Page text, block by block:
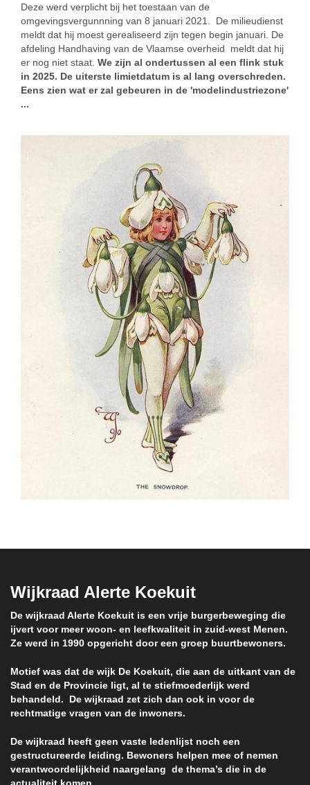
Deze werd verplicht bij het toestaan van de
omgevingsvergunnning van 8 januari 2021. De milieudienst
meldt dat hij moest gerealiseerd zijn tegen begin januari. De
afdeling Handhaving van de Vlaamse overheid meldt dat hij
er nog niet staat. We zijn al ondertussen al een flink stuk
in 2025. De uiterste limietdatum is al lang overschreden.
Eens zien wat er zal gebeuren in de 'modelindustriezone'
...
Wijkraad Alerte Koekuit
De wijkraad Alerte Koekuit is een vrije burgerbeweging die
ijvert voor meer woon- en leefkwaliteit in zuid-west Menen.
Ze werd in 1990 opgericht door een groep buurtbewoners.
Motief was dat de wijk De Koekuit, die aan de uitkant van de
Stad en de Provincie ligt, al te stiefmoederlijk werd
behandeld. De wijkraad zet zich dan ook in voor de
rechtmatige vragen van de inwoners.
De wijkraad heeft geen vaste ledenlijst noch een
gestructureerde leiding. Bewoners helpen mee of nemen
verantwoordelijkheid naargelang de thema’s die in de
actualiteit komen.